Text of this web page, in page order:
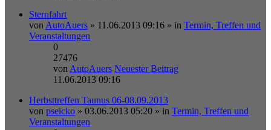
Sternfahrt
vonAutoAuers » 11.06.2013 09:16 » in Termin, Treffen und
Veranstaltungen
0
27476
vonAutoAuers Neuester Beitrag
11.06.2013 09:16
Herbsttreffen Taunus 06-08.09.2013
von pseicko » 03.06.2013 05:20 » in Termin, Treffen und
Veranstaltungen